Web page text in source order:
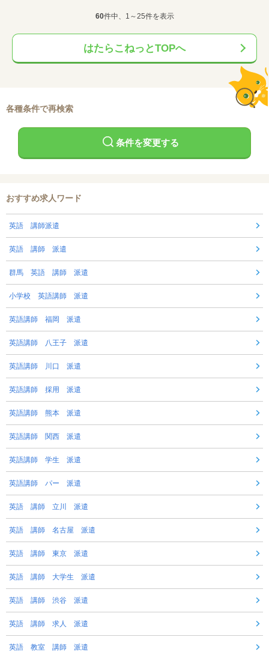
60件中、1～25件を表示
はたらこねっとTOPへ
各種条件で再検索
条件を変更する
おすすめ求人ワード
英語 講師派遣
英語 講師 派遣
群馬 英語 講師 派遣
小学校 英語講師 派遣
英語講師 福岡 派遣
英語講師 八王子 派遣
英語講師 川口 派遣
英語講師 採用 派遣
英語講師 熊本 派遣
英語講師 関西 派遣
英語講師 学生 派遣
英語講師 パー 派遣
英語 講師 立川 派遣
英語 講師 名古屋 派遣
英語 講師 東京 派遣
英語 講師 大学生 派遣
英語 講師 渋谷 派遣
英語 講師 求人 派遣
英語 教室 講師 派遣